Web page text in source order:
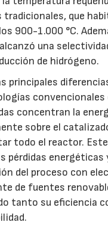
tradicionales, que
900-1.000 °C.
una
de hidrógeno.
principales
convencionales
concentran la
sobre el
todo el reactor.
pérdidas
del proceso con
de fuentes
tanto su eficiencia